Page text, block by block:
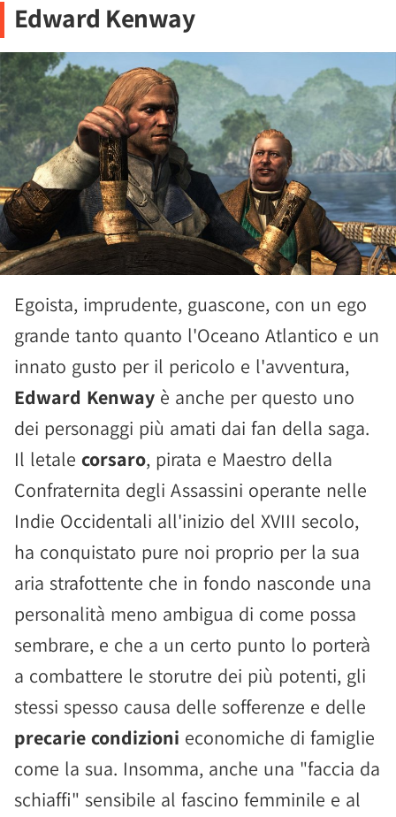
Edward Kenway
Egoista, imprudente, guascone, con un ego
grande tanto quanto l'Oceano Atlantico e un
innato gusto per il pericolo e l'avventura,
Edward Kenway è anche per questo uno
dei personaggi più amati dai fan della saga.
Il letale corsaro, pirata e Maestro della
Confraternita degli Assassini operante nelle
Indie Occidentali all'inizio del XVIII secolo,
ha conquistato pure noi proprio per la sua
aria strafottente che in fondo nasconde una
personalità meno ambigua di come possa
sembrare, e che a un certo punto lo porterà
a combattere le storutre dei più potenti, gli
stessi spesso causa delle sofferenze e delle
precarie condizioni economiche di famiglie
come la sua. Insomma, anche una "faccia da
schiaffi" sensibile al fascino femminile e al